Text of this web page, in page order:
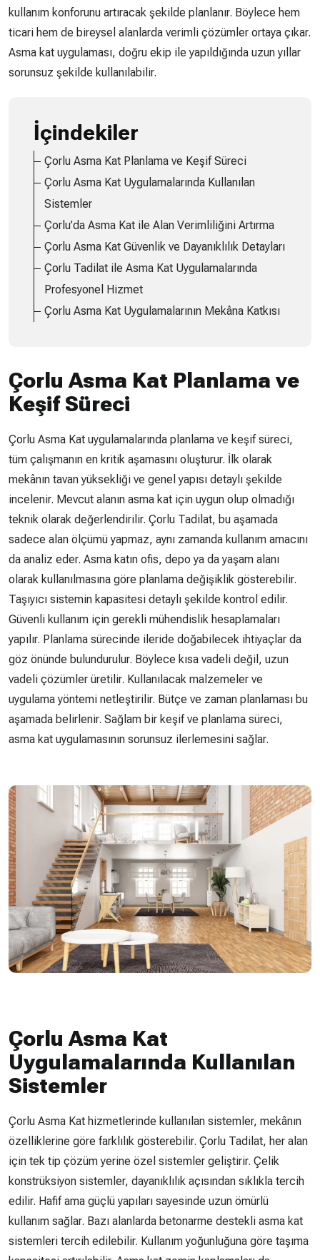
kullanım konforunu artıracak şekilde planlanır. Böylece hem
ticari hem de bireysel alanlarda verimli çözümler ortaya çıkar.
Asma kat uygulaması, doğru ekip ile yapıldığında uzun yıllar
sorunsuz şekilde kullanılabilir.
İçindekiler
Çorlu Asma Kat Planlama ve Keşif Süreci
Çorlu Asma Kat Uygulamalarında Kullanılan
Sistemler
Çorlu’da Asma Kat ile Alan Verimliliğini Artırma
Çorlu Asma Kat Güvenlik ve Dayanıklılık Detayları
Çorlu Tadilat ile Asma Kat Uygulamalarında
Profesyonel Hizmet
Çorlu Asma Kat Uygulamalarının Mekâna Katkısı
Çorlu Asma Kat Planlama ve
Keşif Süreci
Çorlu Asma Kat uygulamalarında planlama ve keşif süreci,
tüm çalışmanın en kritik aşamasını oluşturur. İlk olarak
mekânın tavan yüksekliği ve genel yapısı detaylı şekilde
incelenir. Mevcut alanın asma kat için uygun olup olmadığı
teknik olarak değerlendirilir. Çorlu Tadilat, bu aşamada
sadece alan ölçümü yapmaz, aynı zamanda kullanım amacını
da analiz eder. Asma katın ofis, depo ya da yaşam alanı
olarak kullanılmasına göre planlama değişiklik gösterebilir.
Taşıyıcı sistemin kapasitesi detaylı şekilde kontrol edilir.
Güvenli kullanım için gerekli mühendislik hesaplamaları
yapılır. Planlama sürecinde ileride doğabilecek ihtiyaçlar da
göz önünde bulundurulur. Böylece kısa vadeli değil, uzun
vadeli çözümler üretilir. Kullanılacak malzemeler ve
uygulama yöntemi netleştirilir. Bütçe ve zaman planlaması bu
aşamada belirlenir. Sağlam bir keşif ve planlama süreci,
asma kat uygulamasının sorunsuz ilerlemesini sağlar.
Çorlu Asma Kat
Uygulamalarında Kullanılan
Sistemler
Çorlu Asma Kat hizmetlerinde kullanılan sistemler, mekânın
özelliklerine göre farklılık gösterebilir. Çorlu Tadilat, her alan
için tek tip çözüm yerine özel sistemler geliştirir. Çelik
konstrüksiyon sistemler, dayanıklılık açısından sıklıkla tercih
edilir. Hafif ama güçlü yapıları sayesinde uzun ömürlü
kullanım sağlar. Bazı alanlarda betonarme destekli asma kat
sistemleri tercih edilebilir. Kullanım yoğunluğuna göre taşıma